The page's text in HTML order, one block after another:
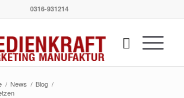
0316-931214
/ News / Blog /